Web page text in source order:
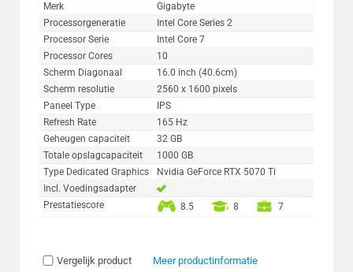
Merk
Gigabyte
Processorgeneratie
Intel Core Series 2
Processor Serie
Intel Core 7
Processor Cores
10
Scherm Diagonaal
16.0 inch (40.6cm)
Scherm resolutie
2560 x 1600 pixels
Paneel Type
IPS
Refresh Rate
165 Hz
Geheugen capaciteit
32 GB
Totale opslagcapaciteit
1000 GB
Type Dedicated Graphics
Nvidia GeForce RTX 5070 Ti
Incl. Voedingsadapter
Prestatiescore
8.5 8 7
Vergelijk product Meer productinformatie